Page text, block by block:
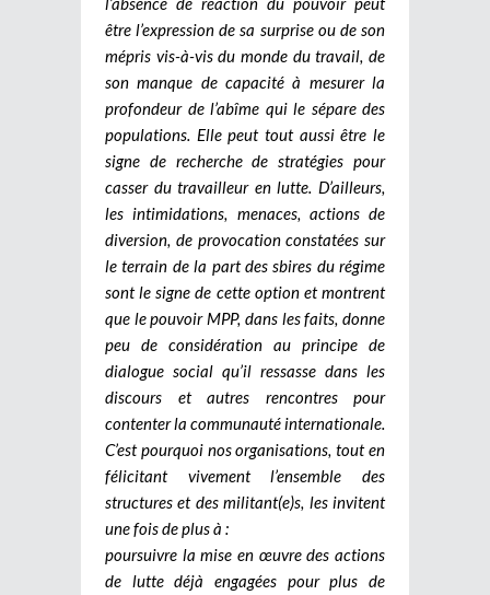
être l’expression de sa surprise ou de son
mépris vis-à-vis du monde du travail, de
son manque de capacité à mesurer la
profondeur de l’abîme qui le sépare des
populations. Elle peut tout aussi être le
signe de recherche de stratégies pour
casser du travailleur en lutte. D’ailleurs,
les intimidations, menaces, actions de
diversion, de provocation constatées sur
le terrain de la part des sbires du régime
sont le signe de cette option et montrent
que le pouvoir MPP, dans les faits, donne
peu de considération au principe de
dialogue social qu’il ressasse dans les
discours et autres rencontres pour
contenter la communauté internationale.
C’est pourquoi nos organisations, tout en
félicitant vivement l’ensemble des
structures et des militant(e)s, les invitent
une fois de plus à :
poursuivre la mise en œuvre des actions
de lutte déjà engagées pour plus de